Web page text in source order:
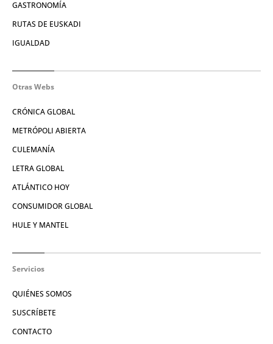
GASTRONOMÍA
RUTAS DE EUSKADI
IGUALDAD
Otras Webs
CRÓNICA GLOBAL
METRÓPOLI ABIERTA
CULEMANÍA
LETRA GLOBAL
ATLÁNTICO HOY
CONSUMIDOR GLOBAL
HULE Y MANTEL
Servicios
QUIÉNES SOMOS
SUSCRÍBETE
CONTACTO